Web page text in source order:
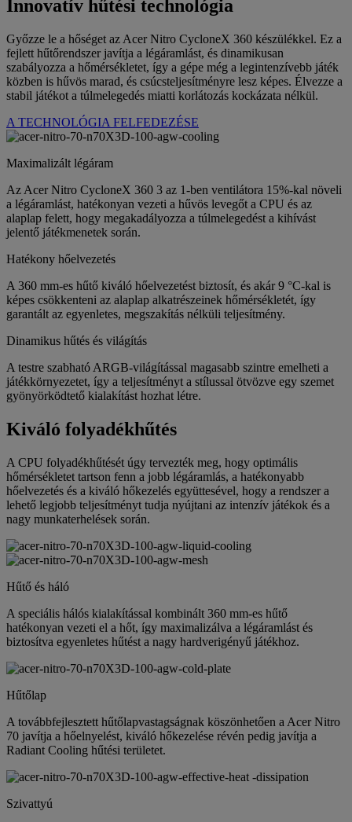
Innovatív hűtési technológia
Győzze le a hőséget az Acer Nitro CycloneX 360 készülékkel. Ez a
fejlett hűtőrendszer javítja a légáramlást, és dinamikusan
szabályozza a hőmérsékletet, így a gépe még a legintenzívebb játék
közben is hűvös marad, és csúcsteljesítményre lesz képes. Élvezze a
stabil játékot a túlmelegedés miatti korlátozás kockázata nélkül.
A TECHNOLÓGIA FELFEDEZÉSE
Maximalizált légáram
Az Acer Nitro CycloneX 360 3 az 1-ben ventilátora 15%-kal növeli
a légáramlást, hatékonyan vezeti a hűvös levegőt a CPU és az
alaplap felett, hogy megakadályozza a túlmelegedést a kihívást
jelentő játékmenetek során.
Hatékony hőelvezetés
A 360 mm-es hűtő kiváló hőelvezetést biztosít, és akár 9 °C-kal is
képes csökkenteni az alaplap alkatrészeinek hőmérsékletét, így
garantált az egyenletes, megszakítás nélküli teljesítmény.
Dinamikus hűtés és világítás
A testre szabható ARGB-világítással magasabb szintre emelheti a
játékkörnyezetet, így a teljesítményt a stílussal ötvözve egy szemet
gyönyörködtető kialakítást hozhat létre.
Kiváló folyadékhűtés
A CPU folyadékhűtését úgy tervezték meg, hogy optimális
hőmérsékletet tartson fenn a jobb légáramlás, a hatékonyabb
hőelvezetés és a kiváló hőkezelés együttesével, hogy a rendszer a
lehető legjobb teljesítményt tudja nyújtani az intenzív játékok és a
nagy munkaterhelések során.
Hűtő és háló
A speciális hálós kialakítással kombinált 360 mm-es hűtő
hatékonyan vezeti el a hőt, így maximalizálva a légáramlást és
biztosítva egyenletes hűtést a nagy hardverigényű játékhoz.
Hűtőlap
A továbbfejlesztett hűtőlapvastagságnak köszönhetően a Acer Nitro
70 javítja a hőelnyelést, kiváló hőkezelése révén pedig javítja a
Radiant Cooling hűtési területet.
Szivattyú